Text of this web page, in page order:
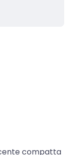
compatta